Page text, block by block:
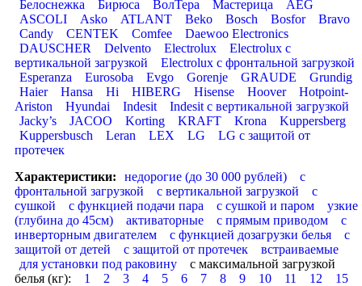
Белоснежка
Бирюса ВолТера Мастерица
AEG
ASCOLI
Asko ATLANT Beko Bosch Bosfor
Bravo
Candy
CENTEK Comfee
Daewoo Electronics
DAUSCHER
Delvento Electrolux
Electrolux с
вертикальной загрузкой
Electrolux с фронтальной загрузкой
Esperanza
Eurosoba Evgo Gorenje GRAUDE
Grundig
Haier
Hansa Hi HIBERG Hisense Hoover
Hotpoint-
Ariston
Hyundai Indesit
Indesit с вертикальной загрузкой
Jacky’s
JACOO Korting KRAFT Krona
Kuppersberg
Kuppersbusch
Leran LEX LG
LG с защитой от
протечек
Характеристики:
недорогие (до 30 000 рублей)
с
фронтальной загрузкой
с вертикальной загрузкой
с
сушкой
с функцией подачи пара с сушкой и паром
узкие
(глубина до 45см)
активаторные с прямым приводом
с
инверторным двигателем
с функцией дозагрузки белья
с
защитой от детей
с защитой от протечек
встраиваемые
для установки под раковину
с максимальной загрузкой
белья (кг):
1 2 3 4 5 6 7 8 9 10 11 12 15